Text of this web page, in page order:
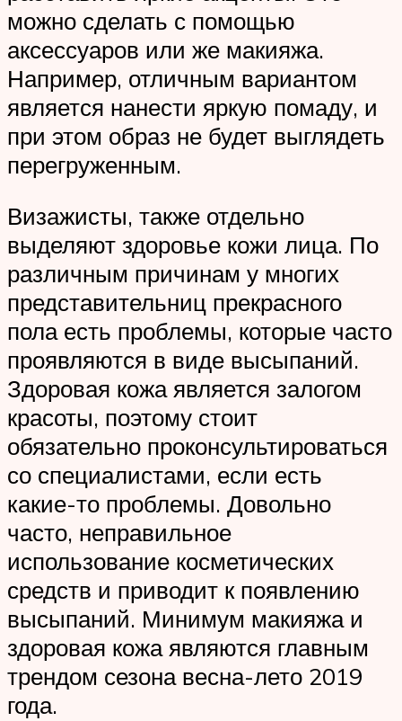
можно сделать с помощью
аксессуаров или же макияжа.
Например, отличным вариантом
является нанести яркую помаду, и
при этом образ не будет выглядеть
перегруженным.
Визажисты, также отдельно
выделяют здоровье кожи лица. По
различным причинам у многих
представительниц прекрасного
пола есть проблемы, которые часто
проявляются в виде высыпаний.
Здоровая кожа является залогом
красоты, поэтому стоит
обязательно проконсультироваться
со специалистами, если есть
какие-то проблемы. Довольно
часто, неправильное
использование косметических
средств и приводит к появлению
высыпаний. Минимум макияжа и
здоровая кожа являются главным
трендом сезона весна-лето 2019
года.